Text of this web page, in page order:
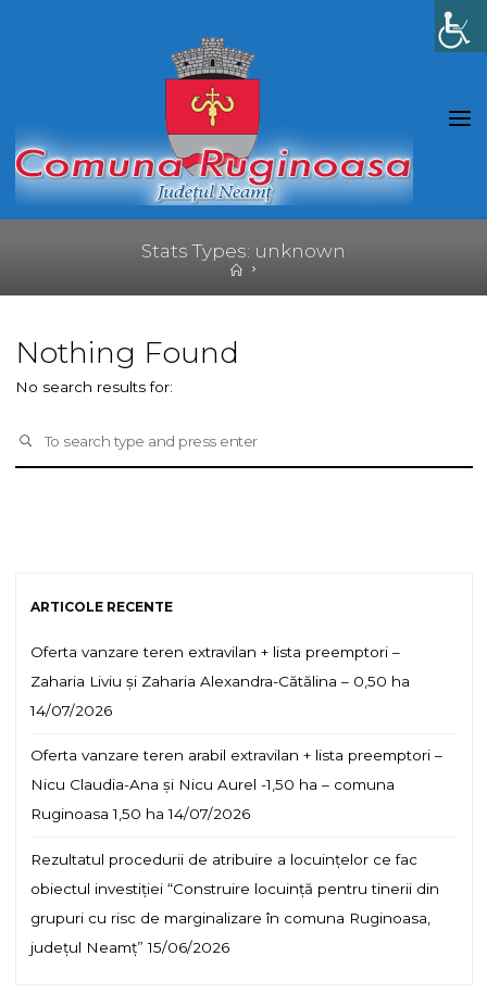
Stats Types: unknown
Home
Nothing Found
No search results for:
SEARCH
ARTICOLE RECENTE
Oferta vanzare teren extravilan + lista preemptori –
Zaharia Liviu și Zaharia Alexandra-Cătălina – 0,50 ha
14/07/2026
Oferta vanzare teren arabil extravilan + lista preemptori –
Nicu Claudia-Ana și Nicu Aurel -1,50 ha – comuna
Ruginoasa 1,50 ha 14/07/2026
Rezultatul procedurii de atribuire a locuințelor ce fac
obiectul investiției “Construire locuință pentru tinerii din
grupuri cu risc de marginalizare în comuna Ruginoasa,
județul Neamț” 15/06/2026